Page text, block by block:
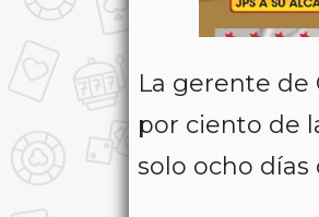
La gerente de
por ciento de
solo ocho